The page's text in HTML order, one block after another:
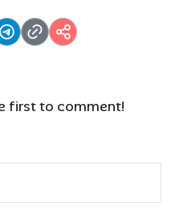
first to comment!